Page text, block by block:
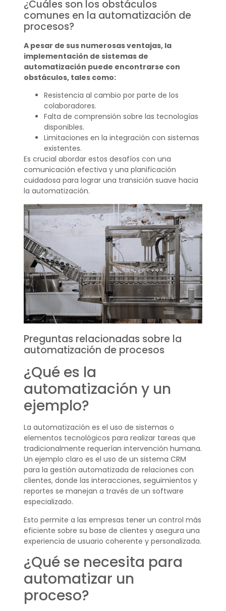
¿Cuáles son los obstáculos
comunes en la automatización de
procesos?
A pesar de sus numerosas ventajas, la
implementación de sistemas de
automatización puede encontrarse con
obstáculos, tales como:
Resistencia al cambio por parte de los
colaboradores.
Falta de comprensión sobre las tecnologías
disponibles.
Limitaciones en la integración con sistemas
existentes.
Es crucial abordar estos desafíos con una
comunicación efectiva y una planificación
cuidadosa para lograr una transición suave hacia
la automatización.
Preguntas relacionadas sobre la
automatización de procesos
¿Qué es la
automatización y un
ejemplo?
La automatización es el uso de sistemas o
elementos tecnológicos para realizar tareas que
tradicionalmente requerían intervención humana.
Un ejemplo claro es el uso de un sistema CRM
para la gestión automatizada de relaciones con
clientes, donde las interacciones, seguimientos y
reportes se manejan a través de un software
especializado.
Esto permite a las empresas tener un control más
eficiente sobre su base de clientes y asegura una
experiencia de usuario coherente y personalizada.
¿Qué se necesita para
automatizar un
proceso?